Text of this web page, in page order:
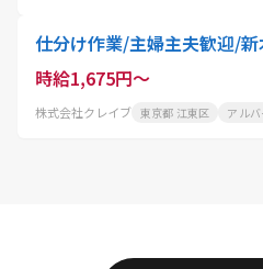
仕分け作業/主婦主夫歓迎/
時給1,675円～
株式会社クレイブ 東京都 江東区 アル